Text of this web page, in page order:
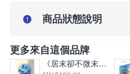
更多來自這個品牌
《居末卻不微末—希伯來書、大公書信及啟示錄導論》
商品狀態說明